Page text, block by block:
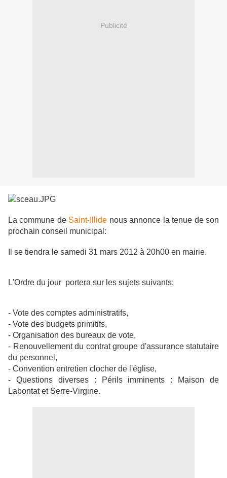
Publicité
La commune de Saint-Illide nous annonce la tenue de son
prochain conseil municipal:
Il se tiendra le samedi 31 mars 2012 à 20h00 en mairie.
L'Ordre du jour portera sur les sujets suivants:
- Vote des comptes administratifs,
- Vote des budgets primitifs,
- Organisation des bureaux de vote,
- Renouvellement du contrat groupe d'assurance statutaire
du personnel,
- Convention entretien clocher de l'église,
- Questions diverses : Périls imminents : Maison de
Labontat et Serre-Virgine.